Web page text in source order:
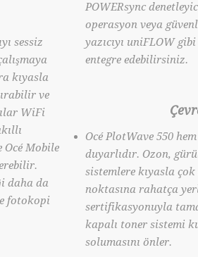
sessiz
kıyasla
ve
WiFi
Mobile
daha da
fotokopi
POWERsync
operasyon veya
yazıcıyı uniFLOW
entegre edebilirsiniz.
Océ PlotWave 550
duyarlıdır. Ozon,
sistemlere kıyasla
noktasına rahatça
sertifikasyonuyla
kapalı toner sistemi
solumasını önler.